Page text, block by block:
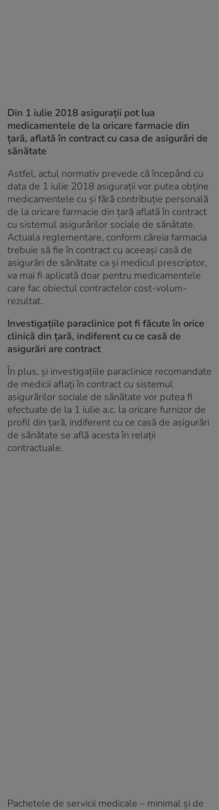
Din 1 iulie 2018 asiguraţii pot lua
medicamentele de la oricare farmacie din
ţară, aflată în contract cu casa de asigurări de
sănătate
Astfel, actul normativ prevede că începând cu
data de 1 iulie 2018 asiguraţii vor putea obţine
medicamentele cu şi fără contribuţie personală
de la oricare farmacie din ţară aflată în contract
cu sistemul asigurărilor sociale de sănătate.
Actuala reglementare, conform căreia farmacia
trebuie să fie în contract cu aceeaşi casă de
asigurări de sănătate ca şi medicul prescriptor,
va mai fi aplicată doar pentru medicamentele
care fac obiectul contractelor cost-volum-
rezultat.
Investigaţiile paraclinice pot fi făcute în orice
clinică din țară, indiferent cu ce casă de
asigurări are contract
În plus, şi investigaţiile paraclinice recomandate
de medicii aflaţi în contract cu sistemul
asigurărilor sociale de sănătate vor putea fi
efectuate de la 1 iulie a.c. la oricare furnizor de
profil din ţară, indiferent cu ce casă de asigurări
de sănătate se află acesta în relaţii
contractuale.
Pachetele de servicii medicale – minimal şi de